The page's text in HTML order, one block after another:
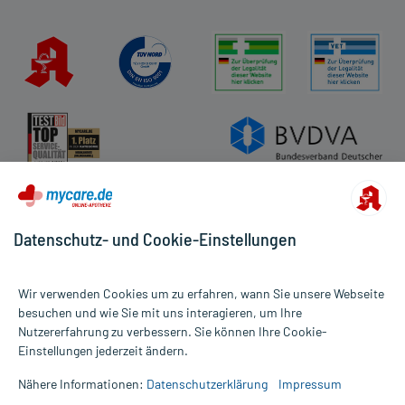
Gegenanzeigen:
Was spricht gegen eine Anwendung?
Immer:
- Überempfindlichkeit gegen die Inhaltsstoffe
- Nasenoperationen
- Nasenverletzungen
Unter Umständen - sprechen Sie hierzu mit Ihrem Arzt oder
- Bakterieninfektionen der Atemwege, wie:
- Bakterielle Entzündung der Nase
- Pilzinfektion der Nase
- Herpes-Infektionen am Auge
- Nebennierenrindenerkrankungen
Alle Preise gelten inkl. MwSt., ggf. zzgl. Versandkosten
Informationen auf dieser Website werden ausschließlich für
die Untersuchung und Behandlung durch einen Arzt. Bitte
Datenschutz- und Cookie-Einstellungen
Wir verwenden Cookies um zu erfahren, wann Sie unsere Webseite
besuchen und wie Sie mit uns interagieren, um Ihre
Nutzererfahrung zu verbessern. Sie können Ihre Cookie-
Einstellungen jederzeit ändern.
Nähere Informationen: Datenschutzerklärung Impressum